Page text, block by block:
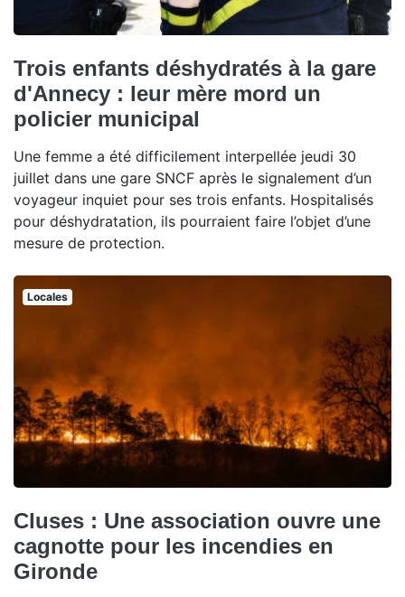
Trois enfants déshydratés à la gare
d'Annecy : leur mère mord un
policier municipal
Une femme a été difficilement interpellée jeudi 30
juillet dans une gare SNCF après le signalement d’un
voyageur inquiet pour ses trois enfants. Hospitalisés
pour déshydratation, ils pourraient faire l’objet d’une
mesure de protection.
Locales
Cluses : Une association ouvre une
cagnotte pour les incendies en
Gironde